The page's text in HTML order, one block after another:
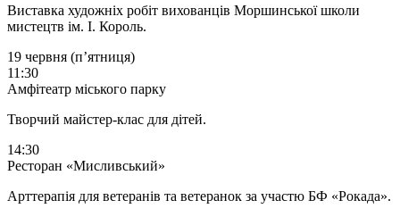
Виставка художніх робіт вихованців Моршинської школи
мистецтв ім. І. Король.
19 червня (пʼятниця)
11:30
Амфітеатр міського парку
Творчий майстер-клас для дітей.
14:30
Ресторан «Мисливський»
Арттерапія для ветеранів та ветеранок за участю БФ «Рокада».